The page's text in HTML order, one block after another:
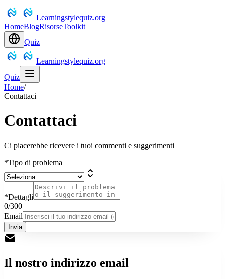
Learningstylequiz.org
HomeBlogRisorseToolkit
Quiz
Learningstylequiz.org
Quiz
Home/
Contattaci
Contattaci
Ci piacerebbe ricevere i tuoi commenti e suggerimenti
*Tipo di problema
*Dettagli
0/300
Email
Invia
Il nostro indirizzo email